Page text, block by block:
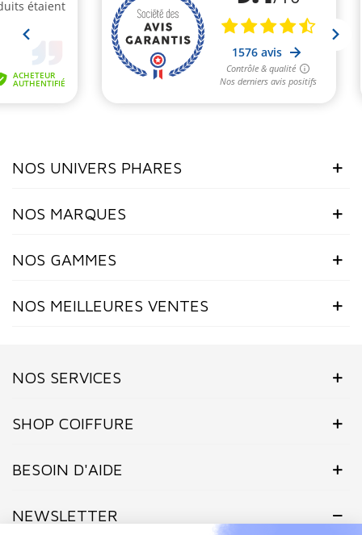
NOS UNIVERS PHARES
NOS MARQUES
NOS GAMMES
NOS MEILLEURES VENTES
NOS SERVICES
SHOP COIFFURE
BESOIN D'AIDE
NEWSLETTER